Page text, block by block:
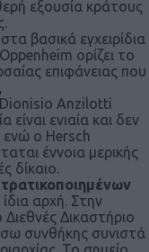
εξουσία κράτους
βασικά εγχειρίδια
ορίζει το
επιφάνειας που
Anzilotti
είναι ενιαία και δεν
ενώ ο Hersch
έννοια μερικής
δίκαιο.
αρχή. Στην
Δικαστήριο
συνθήκης συνιστά